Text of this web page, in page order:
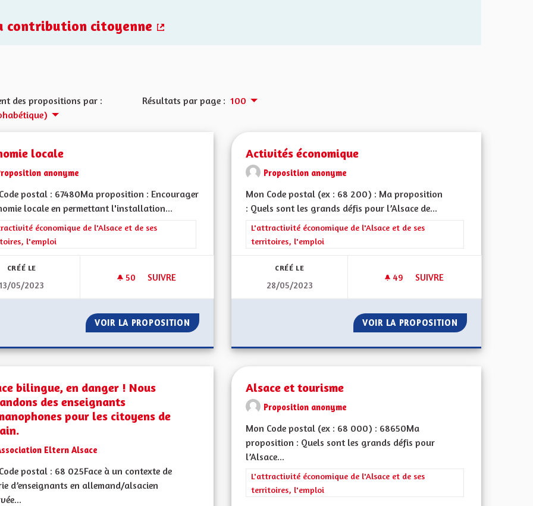
contribution citoyenne
des propositions par :
Résultats par page : 100
locale
anonyme
postal : 67480Ma proposition : Encourager
locale en permettant l'installation...
les résultats de la catégorie : L'attractivité économique de l'Alsace et de ses territoires, l'emploi
économique de l'Alsace et de ses
l'emploi
CRÉÉ LE
05/2023
50 50 ABONNÉS
SUIVRE
VOIR LA PROPOSITION ECONOMIE LOCALE
Activités économique
Proposition anonyme
Mon Code postal (ex : 68 200) : Ma proposition
: Quels sont les grands défis pour l’Alsace de...
Filtrer les résultats de la catégorie : L'attractivité économique de l'Alsace
L'attractivité économique de l'Alsace et de ses
territoires, l'emploi
CRÉÉ LE
28/05/2023
49 49 ABONNÉS
SUIVRE
VOIR LA PROPOSITION ACTIVITÉS
bilingue, en danger ! Nous
des enseignants
pour les citoyens de
Eltern Alsace
postal : 68 025Face à un contexte de
d’enseignants en allemand/alsacien
Alsace et tourisme
Proposition anonyme
Mon Code postal (ex : 68 000) : 68650Ma
proposition : Quels sont les grands défis pour
l’Alsace...
Filtrer les résultats de la catégorie : L'attractivité économique de l'Alsace
L'attractivité économique de l'Alsace et de ses
territoires, l'emploi